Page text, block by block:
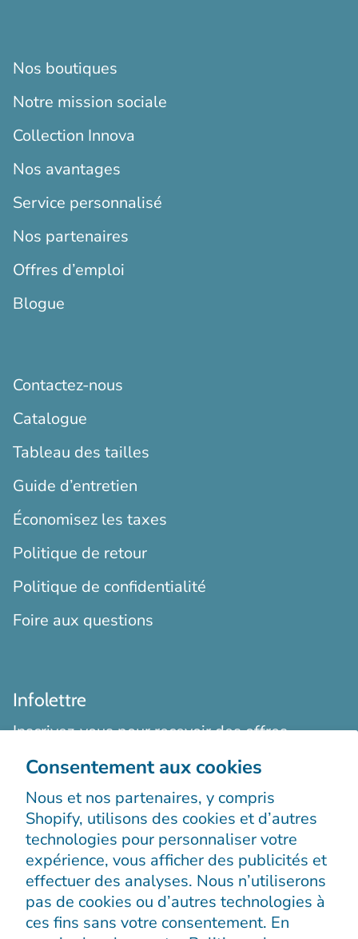
Consentement aux cookies
Nous et nos partenaires, y compris
Shopify, utilisons des cookies et d’autres
technologies pour personnaliser votre
expérience, vous afficher des publicités et
effectuer des analyses. Nous n’utiliserons
pas de cookies ou d’autres technologies à
ces fins sans votre consentement. En
Nos boutiques
Notre mission sociale
Collection Innova
Nos avantages
Service personnalisé
Nos partenaires
Offres d’emploi
Blogue
Contactez-nous
Catalogue
Tableau des tailles
Guide d’entretien
Économisez les taxes
Politique de retour
Politique de confidentialité
Foire aux questions
Infolettre
Inscrivez-vous pour recevoir des offres
exclusives, des histoires originales, des
S’enregistrer